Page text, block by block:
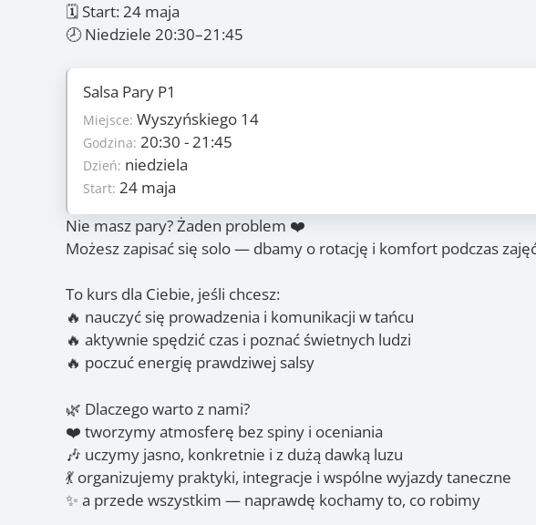
🗓 Start: 24 maja
🕗 Niedziele 20:30–21:45
Salsa Pary P1
Miejsce: Wyszyńskiego 14
Godzina: 20:30 - 21:45
Dzień: niedziela
Start: 24 maja
Szczegóły
Ilość zajęć:6
Cena:235 PLN/os
Dzień: niedziela
Start: 24 maja
Koniec:12 lipca
Zajęcia
Nie masz pary? Żaden problem ❤️
Możesz zapisać się solo — dbamy o rotację i komfort podczas
To kurs dla Ciebie, jeśli chcesz:
🔥 nauczyć się prowadzenia i komunikacji w tańcu
🔥 aktywnie spędzić czas i poznać świetnych ludzi
🔥 poczuć energię prawdziwej salsy
🌿 Dlaczego warto z nami?
❤️ tworzymy atmosferę bez spiny i oceniania
🎶 uczymy jasno, konkretnie i z dużą dawką luzu
💃 organizujemy praktyki, integracje i wspólne wyjazdy taneczne
✨ a przede wszystkim — naprawdę kochamy to, co robimy